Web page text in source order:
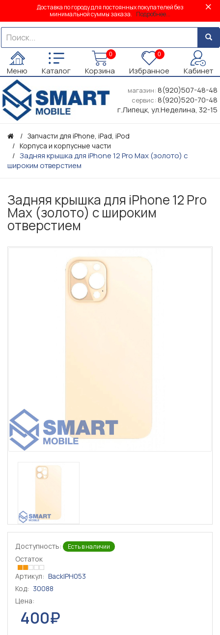
Доставка по городу для постоянных покупателей без
минимальной суммы заказа. Подробнее...
Меню Каталог
0
Корзина
0
Избранное Кабинет
магазин: 8(920)507-48-48
сервис: 8(920)520-70-48
г.Липецк, ул.Неделина, 32-15
Запчасти для iPhone, iPad, iPod
Корпуса и корпусные части
Задняя крышка для iPhone 12 Pro Max (золото) с
широким отверстием
Задняя крышка для iPhone 12 Pro
Max (золото) с широким
отверстием
Доступность: Есть в наличии
Остаток
Артикул: BackIPH053
Код: 30088
Цена:
400₽